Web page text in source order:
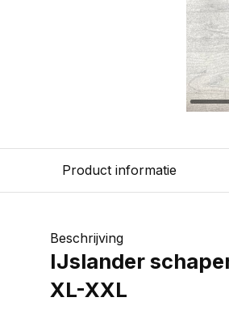
Product informatie
Beschrijving
IJslander
XL-XXL